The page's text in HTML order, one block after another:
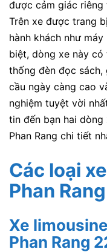
được cảm giác riêng
Trên xe được trang
hành khách như
biệt, dòng xe này có
thống đèn đọc sách,
cầu ngày càng cao
nghiệm tuyệt vời
tin đến bạn hai
Phan Rang chi tiết
Các loại
Phan Rang
Xe
Phan Rang